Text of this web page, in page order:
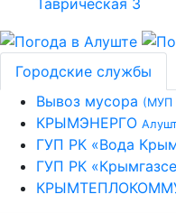
Городские службы
Вывоз мусора (МУП
КРЫМЭНЕРГО
ГУП РК «Вода
ГУП РК